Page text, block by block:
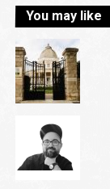
You may like